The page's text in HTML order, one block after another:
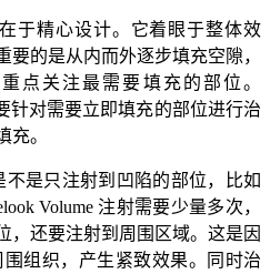
在于精心设计。它着眼于整体效
的是从内而外逐步填充空隙，
点关注最需要填充的部位。
针对需要立即填充的部位进行治
充。
是只注射到凹陷的部位，比如
Volume 注射需要少量多次，
，还要注射到周围区域。这是因
围组织，产生紧致效果。同时治